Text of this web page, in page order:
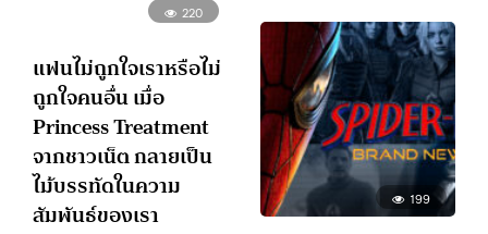
220
แฟนไม่ถูกใจเราหรือไม่
ถูกใจคนอื่น เมื่อ
Princess Treatment
จากชาวเน็ต กลายเป็น
ไม้บรรทัดในความ
สัมพันธ์ของเรา
199